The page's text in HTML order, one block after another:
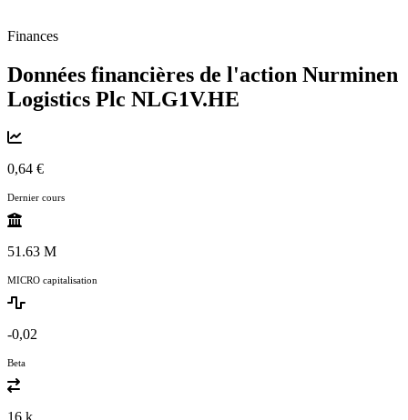
Finances
Données financières de l'action Nurminen
Logistics Plc NLG1V.HE
0,64 €
Dernier cours
51.63 M
MICRO capitalisation
-0,02
Beta
16 k